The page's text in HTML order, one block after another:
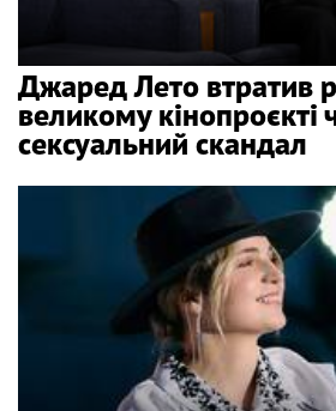
Джаред Лето втратив
великому кінопроєкті
сексуальний скандал